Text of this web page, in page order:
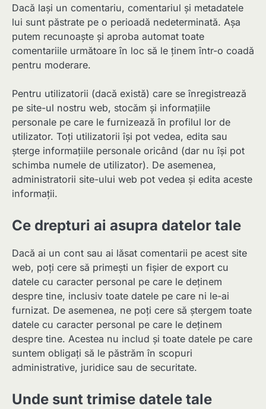
Dacă lași un comentariu, comentariul și metadatele
lui sunt păstrate pe o perioadă nedeterminată. Așa
putem recunoaște și aproba automat toate
comentariile următoare în loc să le ținem într-o coadă
pentru moderare.
Pentru utilizatorii (dacă există) care se înregistrează
pe site-ul nostru web, stocăm și informațiile
personale pe care le furnizează în profilul lor de
utilizator. Toți utilizatorii își pot vedea, edita sau
șterge informațiile personale oricând (dar nu își pot
schimba numele de utilizator). De asemenea,
administratorii site-ului web pot vedea și edita aceste
informații.
Ce drepturi ai asupra datelor tale
Dacă ai un cont sau ai lăsat comentarii pe acest site
web, poți cere să primești un fișier de export cu
datele cu caracter personal pe care le deținem
despre tine, inclusiv toate datele pe care ni le-ai
furnizat. De asemenea, ne poți cere să ștergem toate
datele cu caracter personal pe care le deținem
despre tine. Acestea nu includ și toate datele pe care
suntem obligați să le păstrăm în scopuri
administrative, juridice sau de securitate.
Unde sunt trimise datele tale